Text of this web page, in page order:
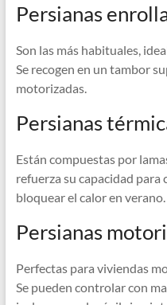
Persianas
Son las más habituales,
Se recogen en un tambor
motorizadas.
Persianas
Están compuestas por
refuerza su capacidad
bloquear el calor en verano.
Persianas
Perfectas para viviendas
Se pueden controlar con